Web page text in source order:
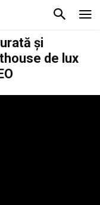
și
de lux